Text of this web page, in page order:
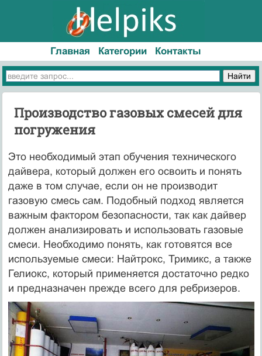
Главная Категории Контакты
Производство газовых смесей для
погружения
Это необходимый этап обучения технического
дайвера, который должен его освоить и понять
даже в том случае, если он не производит
газовую смесь сам. Подобный подход является
важным фактором безопасности, так как дайвер
должен анализировать и использовать газовые
смеси. Необходимо понять, как готовятся все
используемые смеси: Найтрокс, Тримикс, а также
Гелиокс, который применяется достаточно редко
и предназначен прежде всего для ребризеров.